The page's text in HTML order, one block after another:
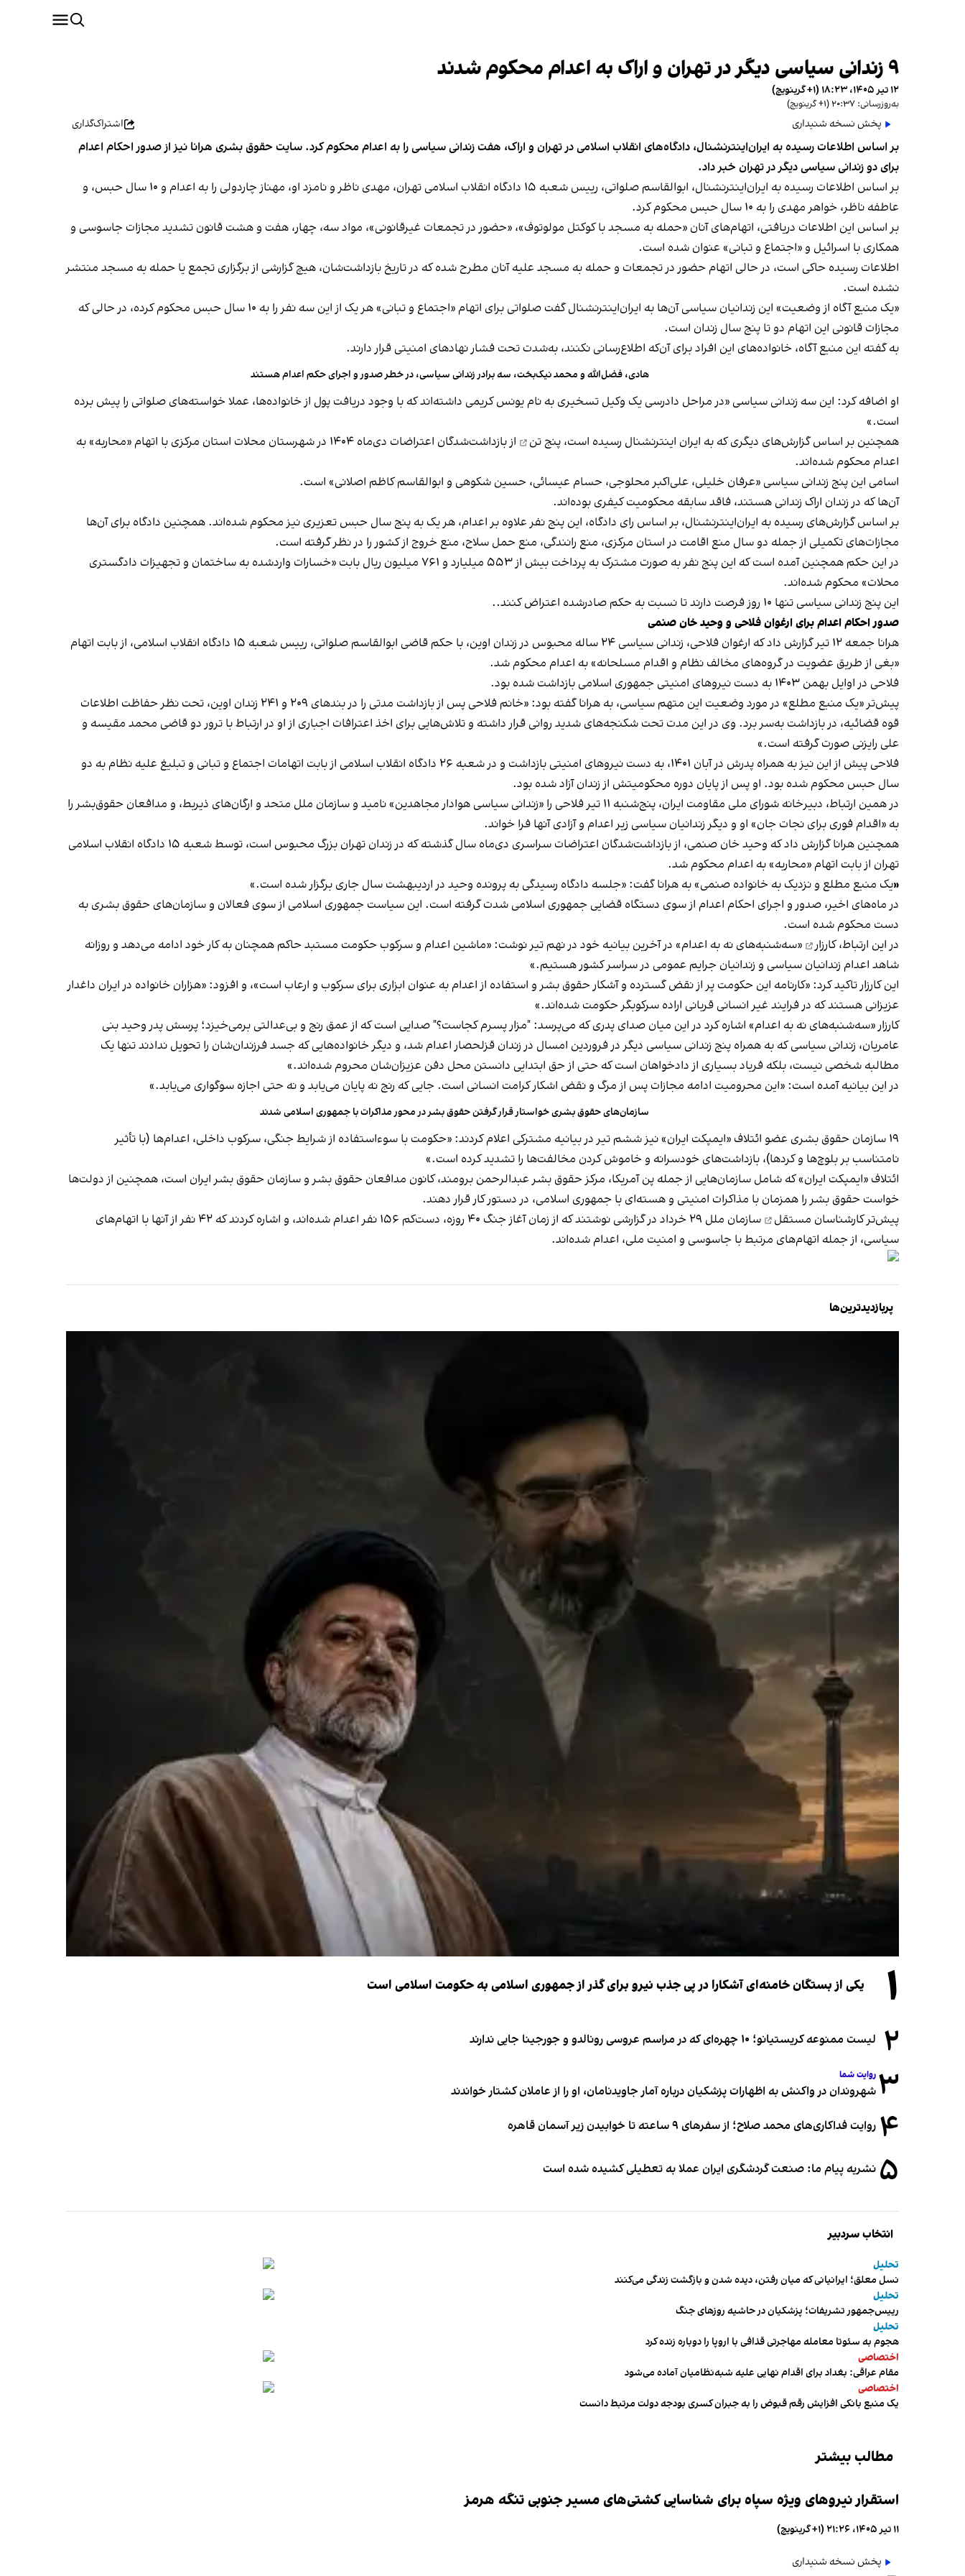
۹ زندانی سیاسی دیگر در تهران و اراک به اعدام محکوم شدند
۱۲ تیر ۱۴۰۵، ۱۸:۲۳ (‎+۱ گرینویچ)
به‌روزرسانی: ۲۰:۳۷ (‎+۱ گرینویچ)
پخش نسخه شنیداری اشتراک‌گذاری
بر اساس اطلاعات رسیده به ایران‌اینترنشنال، دادگاه‌های انقلاب اسلامی در تهران و اراک، هفت زندانی سیاسی را به اعدام محکوم کرد. سایت حقوق بشری هرانا نیز از صدور احکام اعدام
برای دو زندانی سیاسی دیگر در تهران خبر داد.
بر اساس اطلاعات رسیده به ایران‌اینترنشنال، ابوالقاسم صلواتی، رییس شعبه ۱۵ دادگاه انقلاب اسلامی تهران، مهدی ناظر و نامزد او، مهناز چاردولی را به اعدام و ۱۰ سال حبس، و
عاطفه ناظر، خواهر مهدی را به ۱۰ سال حبس محکوم کرد.
بر اساس این اطلاعات دریافتی، اتهام‌های آنان «حمله به مسجد با کوکتل مولوتوف»، «حضور در تجمعات غیرقانونی»، مواد سه، چهار، هفت و هشت قانون تشدید مجازات جاسوسی و
همکاری با اسرائیل و «اجتماع و تبانی» عنوان شده است.
اطلاعات رسیده حاکی است، در حالی اتهام حضور در تجمعات و حمله به مسجد علیه آنان مطرح شده که در تاریخ بازداشت‌شان، هیچ گزارشی از برگزاری تجمع یا حمله به مسجد منتشر
نشده است.
«یک منبع آگاه از وضعیت» این زندانیان سیاسی آن‌ها به ایران‌اینترنشنال گفت صلواتی برای اتهام «اجتماع و تبانی» هر یک از این سه نفر را به ۱۰ سال حبس محکوم کرده، در حالی که
مجازات قانونی این اتهام دو تا پنج سال زندان است.
به گفته این منبع آگاه، خانواده‌های این افراد برای آن‌که اطلاع‌رسانی نکنند، به‌شدت تحت فشار نهادهای امنیتی قرار دارند.
هادی، فضل‌الله و محمد نیک‌بخت، سه برادر زندانی سیاسی، در خطر صدور و اجرای حکم اعدام هستند
او اضافه کرد: این سه زندانی سیاسی «در مراحل دادرسی یک وکیل تسخیری به نام یونس کریمی داشته‌اند که با وجود دریافت پول از خانواده‌ها، عملا خواسته‌های صلواتی را پیش برده
است.»
همچنین بر اساس گزارش‌های دیگری که به ایران اینترنشنال رسیده است، پنج تن
از بازداشت‌شدگان اعتراضات دی‌ماه ۱۴۰۴ در شهرستان محلات استان مرکزی با اتهام «محاربه» به
اعدام محکوم شده‌اند.
اسامی این پنج زندانی سیاسی «عرفان خلیلی، علی‌اکبر محلوجی، حسام عیسائی، حسین شکوهی و ابوالقاسم کاظم اصلانی» است.
آن‌ها که در زندان اراک زندانی هستند، فاقد سابقه محکومیت کیفری بوده‌اند.
بر اساس گزارش‌های رسیده به ایران‌اینترنشنال، بر اساس رای دادگاه، این پنج نفر علاوه بر اعدام، هر یک به پنج سال حبس تعزیری نیز محکوم شده‌اند. همچنین دادگاه برای آن‌ها
مجازات‌های تکمیلی از جمله دو سال منع اقامت در استان مرکزی، منع رانندگی، منع حمل سلاح، منع خروج از کشور را در نظر گرفته است.
در این حکم همچنین آمده است که این پنج نفر به صورت مشترک به پرداخت بیش از ۵۵۳ میلیارد و ۷۶۱ میلیون ریال بابت «خسارات واردشده به ساختمان و تجهیزات دادگستری
محلات» محکوم شده‌اند.
این پنج زندانی سیاسی تنها ۱۰ روز فرصت دارند تا نسبت به حکم صادرشده اعتراض کنند..
صدور احکام اعدام برای ارغوان فلاحی و وحید خان صنمی
هرانا جمعه ۱۲ تیر گزارش داد که ارغوان فلاحی، زندانی سیاسی ۲۴ ساله محبوس در زندان اوین، با حکم قاضی ابوالقاسم صلواتی، رییس شعبه ۱۵ دادگاه انقلاب اسلامی، از بابت اتهام
«بغی از طریق عضویت در گروه‌های مخالف نظام و اقدام مسلحانه» به اعدام محکوم شد.
فلاحی در اوایل بهمن ۱۴۰۳ به دست نیروهای امنیتی جمهوری اسلامی بازداشت شده بود.
پیش‌تر «یک منبع مطلع» در مورد وضعیت این متهم سیاسی، به هرانا گفته بود: «خانم فلاحی پس از بازداشت مدتی را در بندهای ۲۰۹ و ۲۴۱ زندان اوین، تحت نظر حفاظت اطلاعات
قوه قضائیه، در بازداشت به‌سر برد. وی در این مدت تحت شکنجه‌های شدید روانی قرار داشته و تلاش‌هایی برای اخذ اعترافات اجباری از او در ارتباط با ترور دو قاضی محمد مقیسه و
علی رایزنی صورت گرفته است.»
فلاحی پیش از این نیز به همراه پدرش در آبان ۱۴۰۱، به دست نیروهای امنیتی بازداشت و در شعبه ۲۶ دادگاه انقلاب اسلامی از بابت اتهامات اجتماع و تبانی و تبلیغ علیه نظام به دو
سال حبس محکوم شده بود. او پس از پایان دوره محکومیتش از زندان آزاد شده بود.
در همین ارتباط، دبیرخانه شورای ملی مقاومت ایران، پنج‌شنبه ۱۱ تیر فلاحی را «زندانی سیاسی هوادار مجاهدین» نامید و سازمان ملل متحد و ارگان‌های ذیربط، و مدافعان حقوق‌بشر را
به «اقدام فوری برای نجات جان» او و دیگر زندانیان سیاسی زیر اعدام و آزادی آنها فرا خواند.
همچنین هرانا گزارش داد که وحید خان صنمی، از بازداشت‌شدگان اعتراضات سراسری دی‌ماه سال گذشته که در زندان تهران بزرگ محبوس است، توسط شعبه ۱۵ دادگاه انقلاب اسلامی
تهران از بابت اتهام «محاربه» به اعدام محکوم شد.
«یک منبع مطلع و نزدیک به خانواده صنمی» به هرانا گفت: «جلسه دادگاه رسیدگی به پرونده وحید در اردیبهشت سال جاری برگزار شده است.»
در ماه‌های اخیر، صدور و اجرای احکام اعدام از سوی دستگاه قضایی جمهوری اسلامی شدت گرفته است. این سیاست جمهوری اسلامی از سوی فعالان و سازمان‌های حقوق بشری به
دست محکوم شده است.
در این ارتباط،کارزار
«سه‌شنبه‌های نه به اعدام» در آخرین بیانیه خود در نهم تیر نوشت: «ماشین اعدام و سرکوب حکومت مستبد حاکم همچنان به کار خود ادامه می‌دهد و روزانه
شاهد اعدام زندانیان سیاسی و زندانیان جرایم عمومی در سراسر کشور هستیم.»
این کارزار تاکید کرد: «کارنامه این حکومت پر از نقض گسترده و آشکار حقوق بشر و استفاده از اعدام به عنوان ابزاری برای سرکوب و ارعاب است»، و افزود: «هزاران خانواده در ایران داغدار
عزیزانی هستند که در فرایند غیر انسانی قربانی اراده سرکوبگر حکومت شده‌اند.»
کارزار «سه‌شنبه‌های نه به اعدام» اشاره کرد در این میان صدای پدری که می‌پرسد: "مزار پسرم کجاست؟" صدایی است که از عمق رنج و بی‌عدالتی برمی‌خیزد؛ پرسش پدر وحید بنی
عامریان، زندانی سیاسی که به همراه پنج زندانی سیاسی دیگر در فروردین امسال در زندان قزلحصار اعدام شد، و دیگر خانواده‌هایی که جسد فرزندان‌شان را تحویل ندادند تنها یک
مطالبه شخصی نیست، بلکه فریاد بسیاری از دادخواهان است که حتی از حق ابتدایی دانستن محل دفن عزیزان‌شان محروم شده‌اند.»
در این بیانیه آمده است:‌ «این محرومیت ادامه مجازات پس از مرگ و نقض اشکار کرامت انسانی است. جایی که رنج نه پایان می‌یابد و نه حتی اجازه سوگواری می‌یابد.»
سازمان‌های حقوق بشری خواستار قرار گرفتن حقوق بشر در محور مذاکرات با جمهوری اسلامی شدند
۱۹ سازمان حقوق بشری عضو ائتلاف «ایمپکت ایران» نیز ششم تیر در بیانیه مشترکی اعلام کردند: «حکومت با سوءاستفاده از شرایط جنگی، سرکوب داخلی، اعدام‌ها (با تأثیر
نامتناسب بر بلوچ‌ها و کردها)، بازداشت‌های خودسرانه و خاموش کردن مخالفت‌ها را تشدید کرده است.»
ائتلاف «ایمپکت ایران» که شامل سازمان‌هایی از جمله پن آمریکا، مرکز حقوق بشر عبدالرحمن برومند، کانون مدافعان حقوق بشر و سازمان حقوق بشر ایران است، همچنین از دولت‌ها
خواست حقوق بشر را همزمان با مذاکرات امنیتی و هسته‌ای با جمهوری اسلامی، در دستور کار قرار دهند.
پیش‌ترکارشناسان مستقل
سازمان ملل ۲۹ خرداد در گزارشی نوشتند که از زمان آغاز جنگ ۴۰ روزه، دست‌کم ۱۵۶ نفر اعدام شده‌اند، و اشاره کردند که ۴۲ نفر از آنها با اتهام‌های
سیاسی، از جمله اتهام‌های مرتبط با جاسوسی و امنیت ملی، اعدام شده‌اند.
پربازدیدترین‌ها
۱ یکی از بستگان خامنه‌ای آشکارا در پی جذب نیرو برای گذر از جمهوری اسلامی به حکومت اسلامی است
۲ لیست ممنوعه کریستیانو؛ ۱۰ چهره‌ای که در مراسم عروسی رونالدو و جورجینا جایی ندارند
۳ روایت شما
شهروندان در واکنش به اظهارات پزشکیان درباره آمار جاویدنامان، او را از عاملان کشتار خواندند
۴ روایت فداکاری‌های محمد صلاح؛ از سفرهای ۹ ساعته تا خوابیدن زیر آسمان قاهره
۵ نشریه پیام ما: صنعت گردشگری ایران عملا به تعطیلی کشیده شده است
انتخاب سردبیر
تحلیل
نسل معلق؛ ایرانیانی که میان رفتن، دیده شدن و بازگشت زندگی می‌کنند
تحلیل
رییس‌جمهور تشریفات؛ پزشکیان در حاشیه روزهای جنگ
تحلیل
هجوم به سئوتا معامله مهاجرتی قذافی با اروپا را دوباره زنده کرد
اختصاصی
مقام عراقی: بغداد برای اقدام نهایی علیه شبه‌نظامیان آماده می‌شود
اختصاصی
یک منبع بانکی افزایش رقم قبوض را به جبران کسری بودجه دولت مرتبط دانست
مطالب بیشتر
استقرار نیروهای ویژه سپاه برای شناسایی کشتی‌های مسیر جنوبی تنگه هرمز
۱۱ تیر ۱۴۰۵، ۲۱:۲۶ (‎+۱ گرینویچ)
پخش نسخه شنیداری